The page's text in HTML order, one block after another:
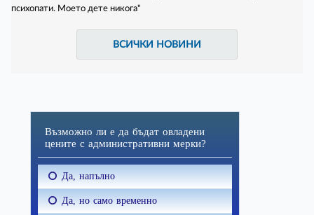
психопати. Моето дете никога"
ВСИЧКИ НОВИНИ